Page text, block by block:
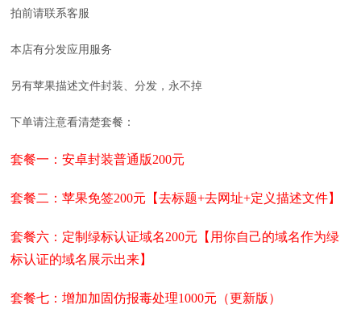
拍前请联系客服
本店有分发应用服务
另有苹果描述文件封装、分发，永不掉
下单请注意看清楚套餐：
套餐一：安卓封装普通版200元
套餐二：苹果免签200元【去标题+去网址+定义描述文件】
套餐六：定制绿标认证域名200元【用你自己的域名作为绿
标认证的域名展示出来】
套餐七：增加加固仿报毒处理1000元（更新版）